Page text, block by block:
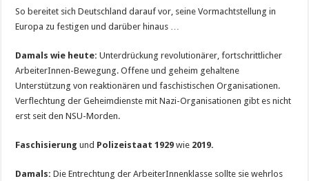
So bereitet sich Deutschland darauf vor, seine Vormachtstellung in
Europa zu festigen und darüber hinaus …
Damals wie heute: Unterdrückung revolutionärer, fortschrittlicher
ArbeiterInnen-Bewegung. Offene und geheim gehaltene
Unterstützung von reaktionären und faschistischen Organisationen.
Verflechtung der Geheimdienste mit Nazi-Organisationen gibt es nicht
erst seit den NSU-Morden.
Faschisierungund Polizeistaat 1929wie 2019.
Damals: Die Entrechtung der ArbeiterInnenklasse sollte sie wehrlos